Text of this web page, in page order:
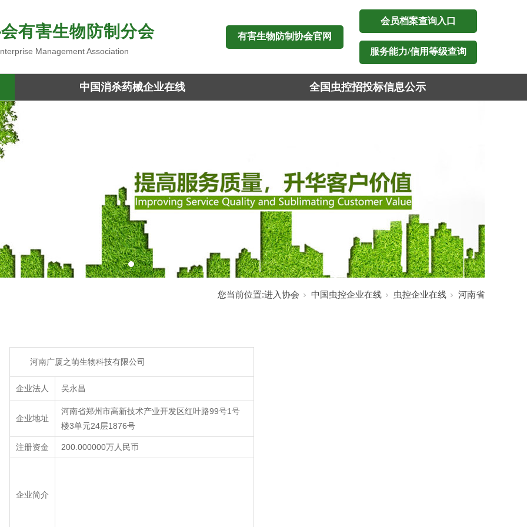
有害生物防制分会 有害生物防制协会官网
Management Association 服务能力/信用等级查询
会员档案查询入口
中国消杀药械企业在线 全国虫控招投标信息公示
您当前位置:进入协会 中国虫控企业在线 虫控企业在线 河南省
河南广厦之萌生物科技有限公司
企业法人 吴永昌
企业地址
河南省郑州市高新技术产业开发区红叶路99号1号
楼3单元24层1876号
注册资金 200.000000万人民币
企业简介